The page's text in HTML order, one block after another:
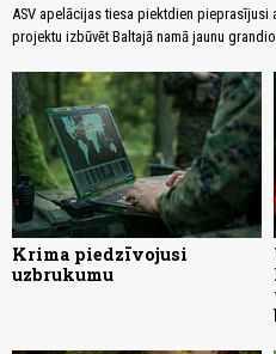
ASV apelācijas tiesa piektdien pieprasījusi
projektu izbūvēt Baltajā namā jaunu
Krima piedzīvojusi
uzbrukumu